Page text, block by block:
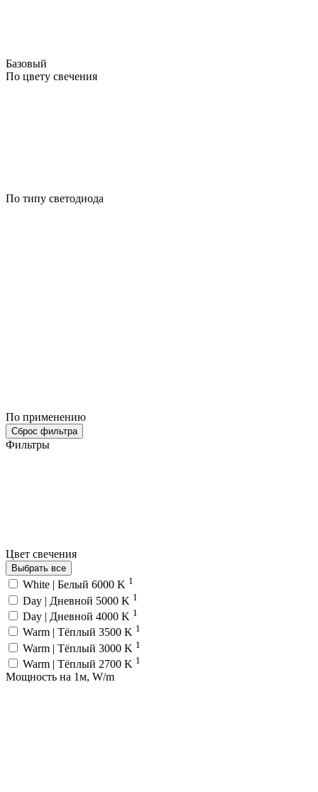
Базовый
По цвету свечения
По типу светодиода
По применению
Сброс фильтра
Фильтры
Цвет свечения
Выбрать все
White | Белый 6000 K 1
Day | Дневной 5000 K 1
Day | Дневной 4000 K 1
Warm | Тёплый 3500 K 1
Warm | Тёплый 3000 K 1
Warm | Тёплый 2700 K 1
Мощность на 1м, W/m